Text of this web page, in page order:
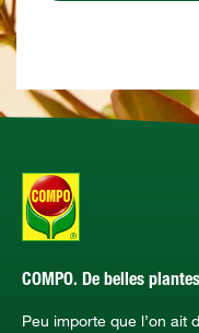
COMPO. De belles
Peu importe que l’on ait